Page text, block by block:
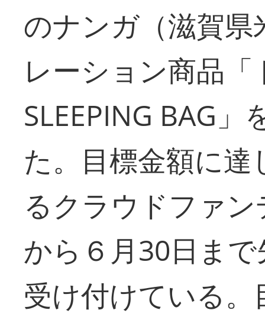
のナンガ（滋賀
レーション商品
SLEEPING BAG
た。目標金額に
るクラウドファ
から６月30日ま
受け付けている